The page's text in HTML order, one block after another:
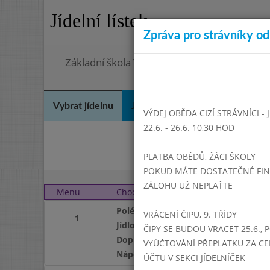
Jídelní lístek
Základní škola Vrbno pod Pradědem, okres
Vybrat jídelnu Jídelní lístek
Menu
Chod Úterý 1. 10. 2024 (11:15
1
Polévka
Jídlo
Doplněk
Nápoj
Zpráva pro strávníky
VÝDEJ OBĚDA CIZÍ STRÁVNÍCI -
22.6. - 26.6. 10,30 HOD
PLATBA OBĚDŮ, ŽÁCI ŠKOLY
POKUD MÁTE DOSTATEČNÉ
ZÁLOHU UŽ NEPLAŤTE
VRÁCENÍ ČIPU, 9. TŘÍDY
ČIPY SE BUDOU VRACET 25.6.,
VYÚČTOVÁNÍ PŘEPLATKU ZA
ÚČTU V SEKCI JÍDELNÍČEK